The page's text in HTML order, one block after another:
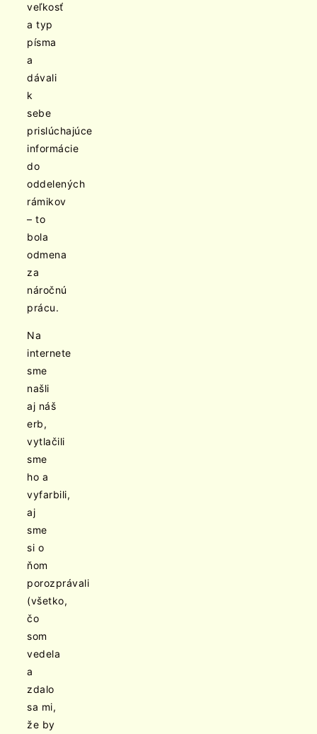
veľkosť
a typ
písma
a
dávali
k
sebe
prislúchajúce
informácie
do
oddelených
rámikov
– to
bola
odmena
za
náročnú
prácu.
Na
internete
sme
našli
aj náš
erb,
vytlačili
sme
ho a
vyfarbili,
aj
sme
si o
ňom
porozprávali
(všetko,
čo
som
vedela
a
zdalo
sa mi,
že by